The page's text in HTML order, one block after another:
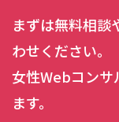
まずは無料相談
わせください。
女性Webコンサ
ます。